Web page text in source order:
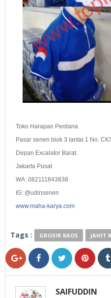
Toko Harapan Perdana
Pasar senen blok 3 lantai 1 No.
Depan Excalator Barat.
Jakarta Pusat
WA: 082111843838
IG: @udinsenen
www.maha-karya.com
Tags : GROSIR KAOS JAHIT
SAIFUDDIN